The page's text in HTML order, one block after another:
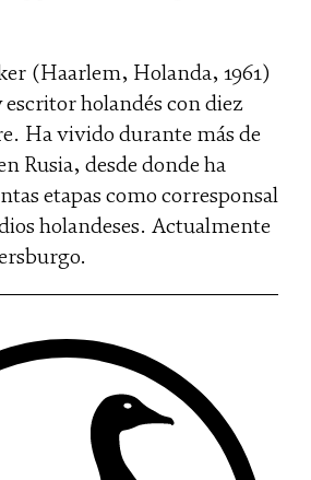
(Haarlem, Holanda, 1961)
holandés con diez
Ha vivido durante más de
Rusia, desde donde ha
etapas como corresponsal
holandeses. Actualmente